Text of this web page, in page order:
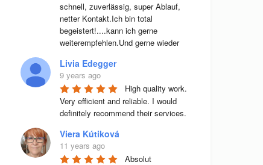
schnell, zuverlässig, super Ablauf,
netter Kontakt.Ich bin total
begeistert!....kann ich gerne
weiterempfehlen.Und gerne wieder
Livia Edegger
9 years ago
High quality work.
Very efficient and reliable. I would
definitely recommend their services.
Viera Kútiková
11 years ago
Absolut